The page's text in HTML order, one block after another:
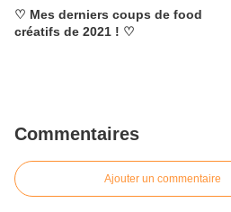
♡ Mes derniers coups de food
créatifs de 2021 ! ♡
Commentaires
Ajouter un commentaire